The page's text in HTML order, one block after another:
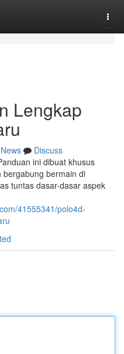
Lengkap
News
Discuss
ini dibuat khusus
bergabung bermain di
tuntas dasar-dasar aspek
41555341/polo4d-